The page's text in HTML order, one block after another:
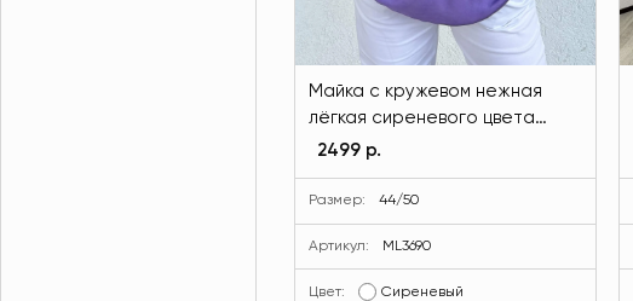
Майка с кружевом нежная
лёгкая сиреневого цвета
MODLAV ML3690-19
2499 р.
Размер: 44/50
Артикул: ML3690
Цвет: Сиреневый